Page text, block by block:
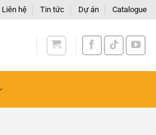
Liên hệ Tin tức Dự án Catalogue